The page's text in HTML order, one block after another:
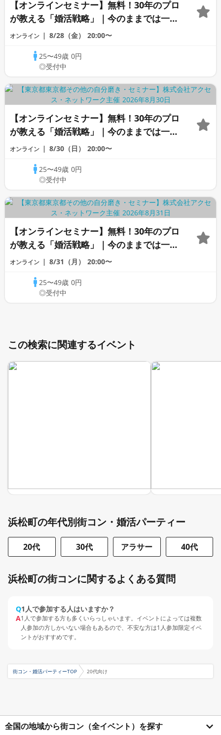
【オンラインセミナー】無料！30年のプロ
が教える「婚活戦略」｜今のままでは一生
変わらないと感じる男性へ
オンライン 8/28（金） 20:00〜
25〜49歳0円
◎受付中
【オンラインセミナー】無料！30年のプロ
が教える「婚活戦略」｜今のままでは一生
変わらないと感じる男性へ
オンライン 8/30（日） 20:00〜
25〜49歳0円
◎受付中
【オンラインセミナー】無料！30年のプロ
が教える「婚活戦略」｜今のままでは一生
変わらないと感じる男性へ
オンライン 8/31（月） 20:00〜
25〜49歳0円
◎受付中
この検索に関連するイベント
浜松町の年代別街コン・婚活パーティー
20代 30代 アラサー 40代
浜松町の街コンに関するよくある質問
Q1人で参加する人はいますか？
A1人で参加する方も多くいらっしゃいます。イベントによっては複数
人参加の方しかいない場合もあるので、不安な方は1人参加限定イベ
ントがおすすめです。
街コン・婚活パーティーTOP 20代向け
全国の地域から街コン（全イベント）を探す